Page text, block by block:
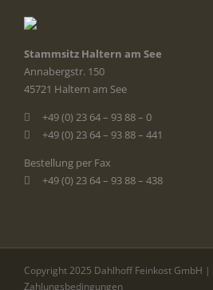
Stammsitz Haltern am See
Annabergstr. 150
45721 Haltern am See
+49 (0) 23 64 – 93 88 – 0
+49 (0) 23 64 – 93 88 – 441
Bestellung per Fax
+49 (0) 23 64 – 93 88 – 438
Copyright 2025 Dahlhoff Feinkost GmbH |
Zahlungsbedingungen